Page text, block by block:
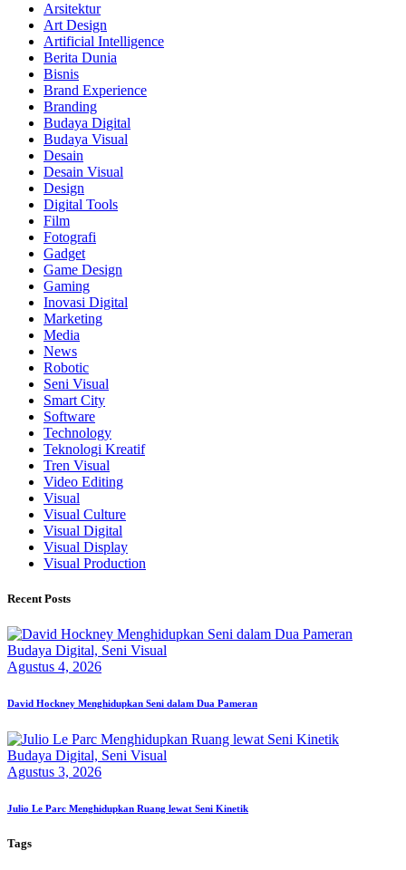
Arsitektur
Art Design
Artificial Intelligence
Berita Dunia
Bisnis
Brand Experience
Branding
Budaya Digital
Budaya Visual
Desain
Desain Visual
Design
Digital Tools
Film
Fotografi
Gadget
Game Design
Gaming
Inovasi Digital
Marketing
Media
News
Robotic
Seni Visual
Smart City
Software
Technology
Teknologi Kreatif
Tren Visual
Video Editing
Visual
Visual Culture
Visual Digital
Visual Display
Visual Production
Recent Posts
Budaya Digital, Seni Visual
Agustus 4, 2026
David Hockney Menghidupkan Seni dalam Dua Pameran
Budaya Digital, Seni Visual
Agustus 3, 2026
Julio Le Parc Menghidupkan Ruang lewat Seni Kinetik
Tags